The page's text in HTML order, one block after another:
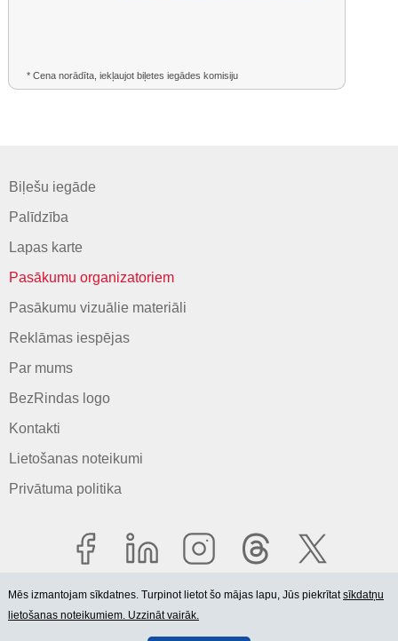
* Cena norādīta, iekļaujot biļetes iegādes komisiju
Biļešu iegāde
Palīdzība
Lapas karte
Pasākumu organizatoriem
Pasākumu vizuālie materiāli
Reklāmas iespējas
Par mums
BezRindas logo
Kontakti
Lietošanas noteikumi
Privātuma politika
© 2006-2026 SIA "BEZRINDAS.LV".
Mēs izmantojam sīkdatnes. Turpinot lietot šo mājas lapu, Jūs piekrītatsīkdatņu
lietošanas noteikumiem. Uzzināt vairāk.